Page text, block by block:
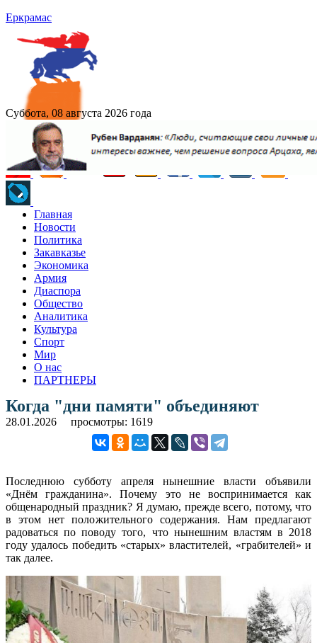
Еркрамас
Суббота, 08 августа 2026 года
Главная
Новости
Политика
Закавказье
Экономика
Армия
Диаспора
Общество
Аналитика
Культура
Спорт
Мир
О нас
ПАРТНЕРЫ
Когда "дни памяти" объединяют
28.01.2026 просмотры: 1619
Последнюю субботу апреля нынешние власти объявили
«Днём гражданина». Почему это не воспринимается как
общенародный праздник? Я думаю, прежде всего, потому, что
в этом нет положительного содержания. Нам предлагают
радоваться по поводу того, что нынешним властям в 2018
году удалось победить «старых» властителей, «грабителей» и
так далее.